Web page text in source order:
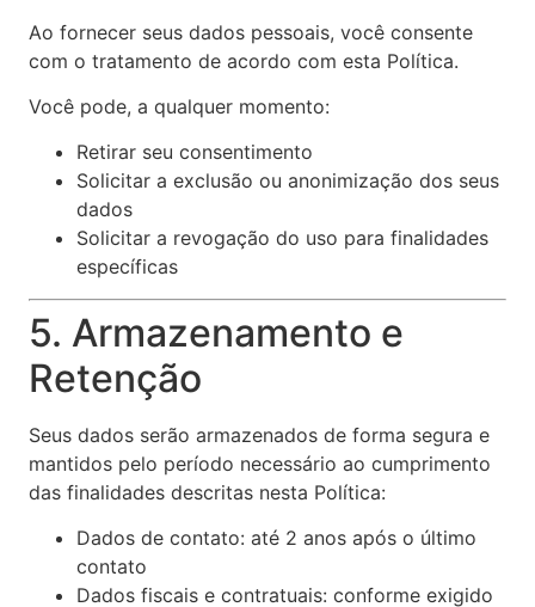
Ao fornecer seus dados pessoais, você consente
com o tratamento de acordo com esta Política.
Você pode, a qualquer momento:
Retirar seu consentimento
Solicitar a exclusão ou anonimização dos seus
dados
Solicitar a revogação do uso para finalidades
específicas
5. Armazenamento e
Retenção
Seus dados serão armazenados de forma segura e
mantidos pelo período necessário ao cumprimento
das finalidades descritas nesta Política:
Dados de contato: até 2 anos após o último
contato
Dados fiscais e contratuais: conforme exigido